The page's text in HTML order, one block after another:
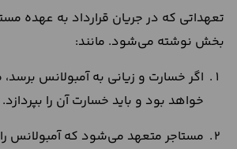
تعهداتی که در جریان قرارداد به عهده
بخش نوشته می‌شود. مانند:
اگر خسارت و زیانی به آمبولانس
خواهد بود و باید خسارت آن را بپردازد.
مستاجر متعهد می‌شود که آمبولانس